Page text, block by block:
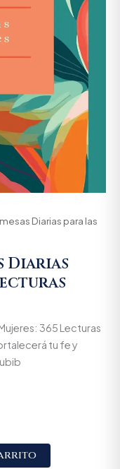
Diarias para las
Diarias
365 Lecturas
tu fe y